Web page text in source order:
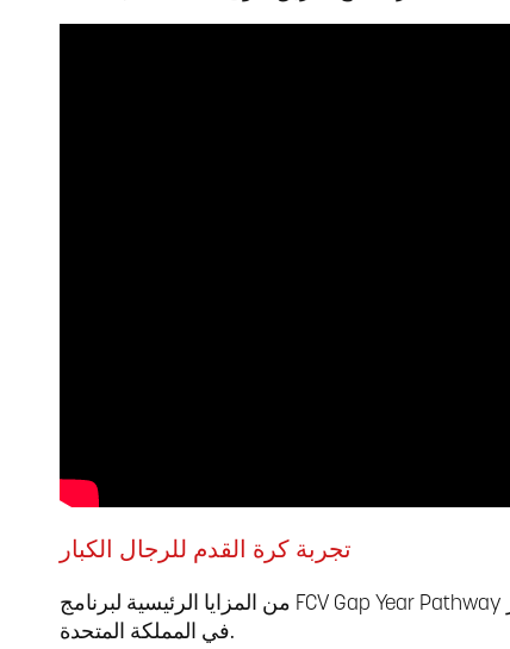
تجربة كرة القدم للرجال الكبار
في المملكة المتحدة.